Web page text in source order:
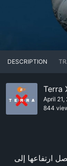
DESCRIPTION
Terra
April 21,
844